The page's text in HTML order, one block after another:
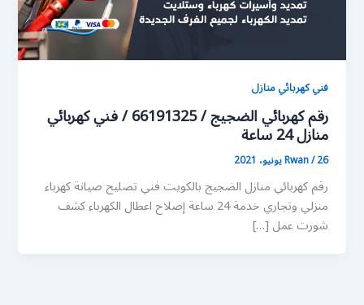
فني كهربائي منازل
رقم كهربائي الضجيج / 66191325 / فني كهربائي
منازل 24 ساعة
Rwan/26 يونيو، 2021
رقم كهربائي منازل الضجيج بالكويت فني تصليح صيانة كهرباء
منزلي وتجاري خدمة 24 ساعة إصلاح اعطال الكهرباء كشف
شورت عمل […]